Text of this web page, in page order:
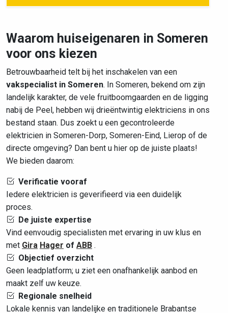
Waarom huiseigenaren in Someren
voor ons kiezen
Betrouwbaarheid telt bij het inschakelen van een
vakspecialist in Someren. In Someren, bekend om zijn
landelijk karakter, de vele fruitboomgaarden en de ligging
nabij de Peel, hebben wij drieëntwintig elektriciens in ons
bestand staan. Dus zoekt u een gecontroleerde
elektricien in Someren-Dorp, Someren-Eind, Lierop of de
directe omgeving? Dan bent u hier op de juiste plaats!
We bieden daarom:
Verificatie vooraf
Iedere elektricien is geverifieerd via een duidelijk
proces.
De juiste expertise
Vind eenvoudig specialisten met ervaring in uw klus en
met Gira Hager of ABB .
Objectief overzicht
Geen leadplatform; u ziet een onafhankelijk aanbod en
maakt zelf uw keuze.
Regionale snelheid
Lokale kennis van landelijke en traditionele Brabantse